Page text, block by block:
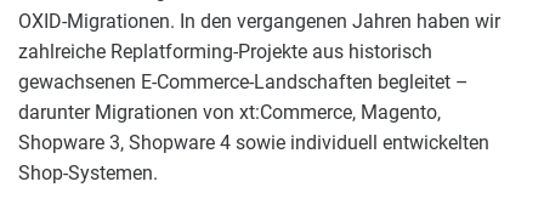
OXID-Migrationen. In den vergangenen Jahren haben wir
zahlreiche Replatforming-Projekte aus historisch
gewachsenen E-Commerce-Landschaften begleitet –
darunter Migrationen von xt:Commerce, Magento,
Shopware 3, Shopware 4 sowie individuell entwickelten
Shop-Systemen.